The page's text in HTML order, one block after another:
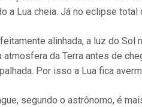
a Lua cheia. Já no eclipse
alinhada, a luz do
atmosfera da Terra antes de
Por isso a Lua fica
segundo o astrônomo, é